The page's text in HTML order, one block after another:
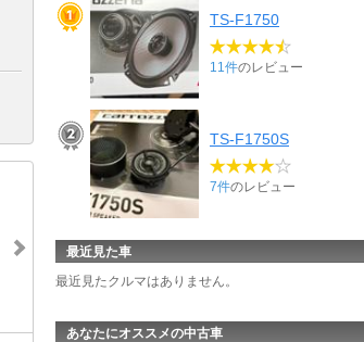
TS-F1750
11件のレビュー
TS-F1750S
7件のレビュー
最近見た車
最近見たクルマはありません。
あなたにオススメの中古車